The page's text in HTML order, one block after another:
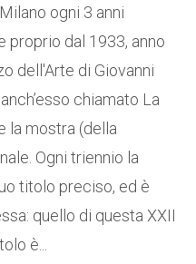
ogni 3 anni
proprio dal 1933, anno
dell'Arte di Giovanni
chiamato La
la mostra (della
Ogni triennio la
titolo preciso, ed è
quello di questa XXII
è...